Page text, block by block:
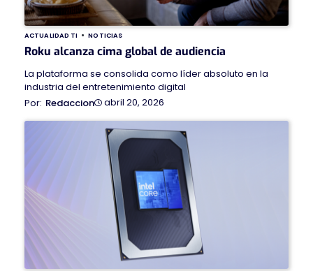
ACTUALIDAD TI NOTICIAS
Roku alcanza cima global de audiencia
La plataforma se consolida como líder absoluto en la
industria del entretenimiento digital
Redaccion
abril 20, 2026